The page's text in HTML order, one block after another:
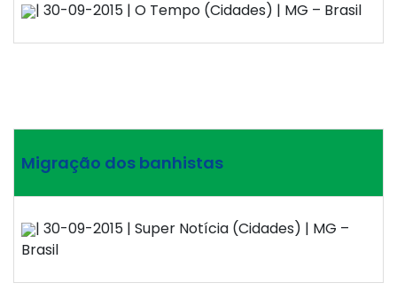
| 30-09-2015 | O Tempo (Cidades) | MG – Brasil
Migração dos banhistas
| 30-09-2015 | Super Notícia (Cidades) | MG –
Brasil